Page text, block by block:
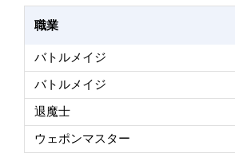
職業
バトルメイジ
バトルメイジ
退魔士
ウェポンマスター